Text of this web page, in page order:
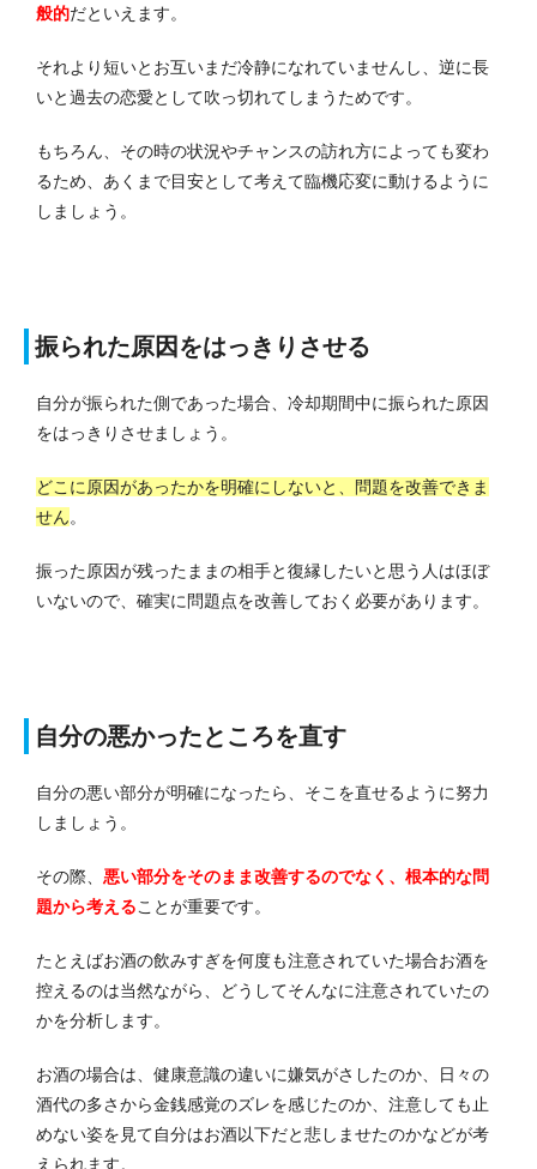
般的だといえます。
それより短いとお互いまだ冷静になれていませんし、逆に長
いと過去の恋愛として吹っ切れてしまうためです。
もちろん、その時の状況やチャンスの訪れ方によっても変わ
るため、あくまで目安として考えて臨機応変に動けるように
しましょう。
振られた原因をはっきりさせる
自分が振られた側であった場合、冷却期間中に振られた原因
をはっきりさせましょう。
どこに原因があったかを明確にしないと、問題を改善できま
せん。
振った原因が残ったままの相手と復縁したいと思う人はほぼ
いないので、確実に問題点を改善しておく必要があります。
自分の悪かったところを直す
自分の悪い部分が明確になったら、そこを直せるように努力
しましょう。
その際、 悪い部分をそのまま改善するのでなく、根本的な問
題から考えることが重要です。
たとえばお酒の飲みすぎを何度も注意されていた場合お酒を
控えるのは当然ながら、どうしてそんなに注意されていたの
かを分析します。
お酒の場合は、健康意識の違いに嫌気がさしたのか、日々の
酒代の多さから金銭感覚のズレを感じたのか、注意しても止
めない姿を見て自分はお酒以下だと悲しませたのかなどが考
えられます。